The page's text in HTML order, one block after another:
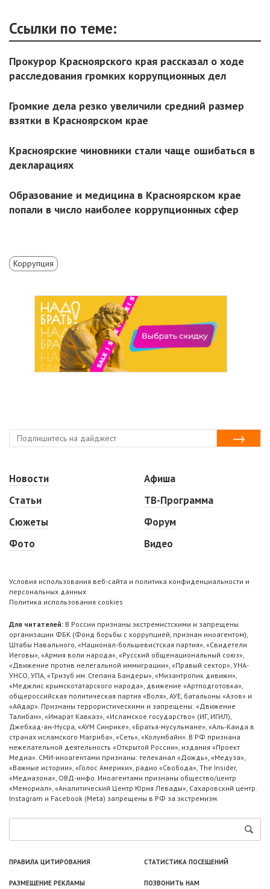
Ссылки по теме:
Прокурор Красноярского края рассказал о ходе
расследования громких коррупционных дел
Громкие дела резко увеличили средний размер
взятки в Красноярском крае
Красноярские чиновники стали чаще ошибаться в
декларациях
Образование и медицина в Красноярском крае
попали в число наиболее коррупционных сфер
Коррупция
Новости
Статьи
Сюжеты
Фото
Афиша
ТВ-Программа
Форум
Видео
Условия использования веб-сайта и политика конфиденциальности и
персональных данных
Политика использования cookies
Для читателей: В России признаны экстремистскими и запрещены
организации ФБК (Фонд борьбы с коррупцией, признан иноагентом),
Штабы Навального, «Национал-большевистская партия», «Свидетели
Иеговы», «Армия воли народа», «Русский общенациональный союз»,
«Движение против нелегальной иммиграции», «Правый сектор», УНА-
УНСО, УПА, «Тризуб им. Степана Бандеры», «Мизантропик дивижн»,
«Меджлис крымскотатарского народа», движение «Артподготовка»,
общероссийская политическая партия «Воля», АУЕ, батальоны «Азов» и
«Айдар». Признаны террористическими и запрещены: «Движение
Талибан», «Имарат Кавказ», «Исламское государство» (ИГ, ИГИЛ),
Джебхад-ан-Нусра, «АУМ Синрике», «Братья-мусульмане», «Аль-Каида в
странах исламского Магриба», «Сеть», «Колумбайн». В РФ признана
нежелательной деятельность «Открытой России», издания «Проект
Медиа». СМИ-иноагентами признаны: телеканал «Дождь», «Медуза»,
«Важные истории», «Голос Америки», радио «Свобода», The Insider,
«Медиазона», ОВД-инфо. Иноагентами признаны общество/центр
«Мемориал», «Аналитический Центр Юрия Левады», Сахаровский центр.
Instagram и Facebook (Metа) запрещены в РФ за экстремизм.
ПРАВИЛА ЦИТИРОВАНИЯ СТАТИСТИКА ПОСЕЩЕНИЙ
РАЗМЕЩЕНИЕ РЕКЛАМЫ ПОЗВОНИТЬ НАМ